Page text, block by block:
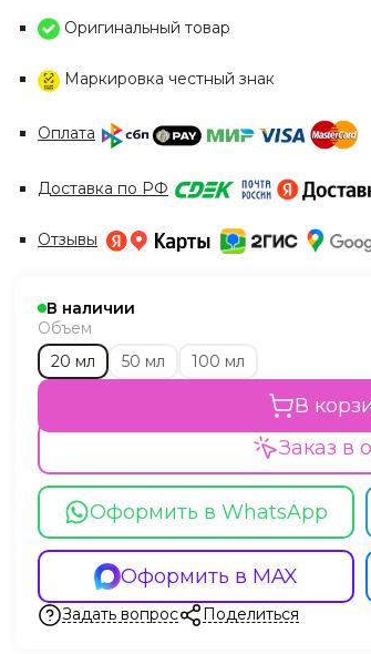
Оригинальный товар
Маркировка честный знак
Оплата
Доставка по РФ
Отзывы
В наличии
Объем
20 мл
50 мл 100 мл
В
Оформить в WhatsApp
Оформить в MAX
Заказ в
Задать вопрос Поделиться